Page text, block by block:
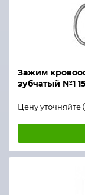
Зажим
зубчатый №1
Цену уточняйте